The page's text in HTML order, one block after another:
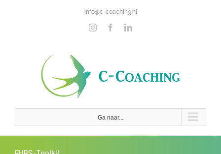
info@c-coaching.nl
InstagramFacebookLinkedIn
Ga naar...